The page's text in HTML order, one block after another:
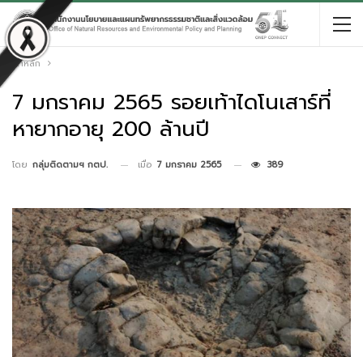
หน้าหลัก
7 มกราคม 2565 รอยเท้าไดโนเสาร์ที่
หายากอายุ 200 ล้านปี
โดย กลุ่มติดตามฯ กตป. เมื่อ 7 มกราคม 2565 389